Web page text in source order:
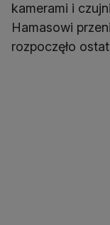
kamerami i
Hamasowi
rozpoczęło